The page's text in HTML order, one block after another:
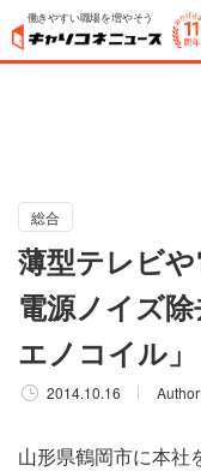
働きやすい職場を増やそう
総合
薄型テレビ
電源ノイズ
エノコイル」
2014.10.16
山形県鶴岡市に本社